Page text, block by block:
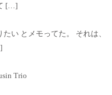
[…]
い とメモってた。 それは、
Trio